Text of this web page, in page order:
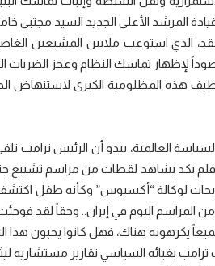
المرشد الأعلى الجديد السيد مجتبى
الذي استوعب ملايين المشيعين
لإظهار تماسك النظام وعجز الضربات
هذه المظلومية الكبرى لاستنهاض
العالمية، يبدو أن الرئيس ترامب
يكد يشاهد لقطات من مراسم تشييع
لوكالة “أكسيوس” وكأنه طفل اكتشف
اليوم في إيران.. وحقاً لقد فوجئت
يكرهونه هناك، فهل كانوا يحبون هذا
بغبائه السياسي تقارير مستشاريه